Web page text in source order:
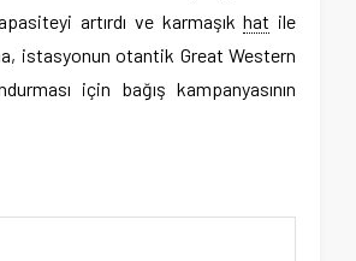
artırdı ve karmaşıkhat ile
istasyonun otantik Great Western
için bağış kampanyasının